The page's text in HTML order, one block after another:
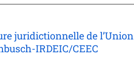
juridictionnelle de l’Union
IRDEIC/CEEC